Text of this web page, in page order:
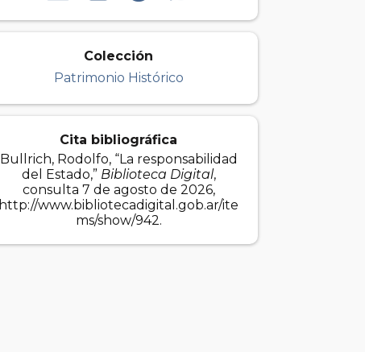
Colección
Patrimonio Histórico
Cita bibliográfica
Bullrich, Rodolfo, “La responsabilidad
del Estado,” Biblioteca Digital,
consulta 7 de agosto de 2026,
http://www.bibliotecadigital.gob.ar/ite
ms/show/942.